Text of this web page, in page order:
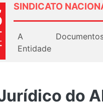
SINDICATO
A
Entidade
do